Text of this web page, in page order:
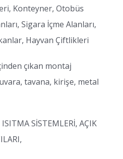
Konteyner, Otobüs
Sigara İçme Alanları,
Hayvan Çiftlikleri
çıkan montaj
tavana, kirişe, metal
SİSTEMLERİ, AÇIK